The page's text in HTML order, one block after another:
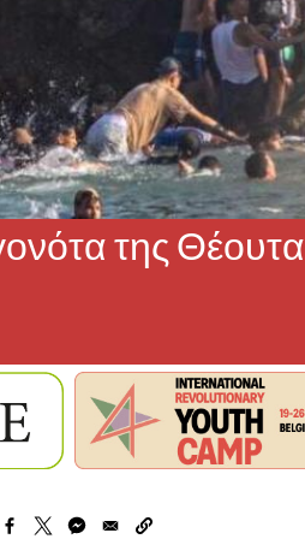
της Θέουτα